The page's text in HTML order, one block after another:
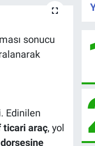
sonucu
Edinilen
ticari araç, yol
dorsesine